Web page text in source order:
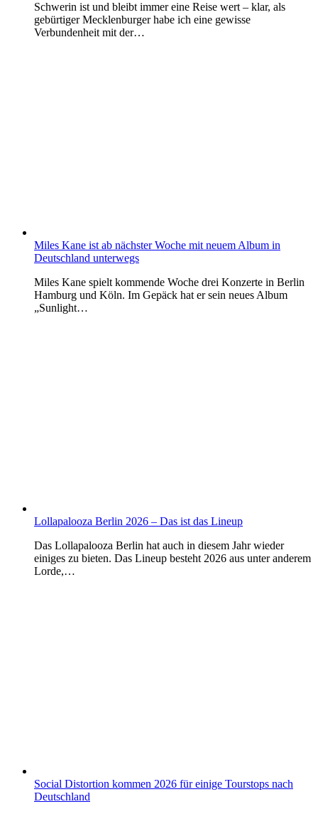
Schwerin ist und bleibt immer eine Reise wert – klar, als
gebürtiger Mecklenburger habe ich eine gewisse
Verbundenheit mit der…
Miles Kane ist ab nächster Woche mit neuem Album in
Deutschland unterwegs
Miles Kane spielt kommende Woche drei Konzerte in Berlin
Hamburg und Köln. Im Gepäck hat er sein neues Album
„Sunlight…
Lollapalooza Berlin 2026 – Das ist das Lineup
Das Lollapalooza Berlin hat auch in diesem Jahr wieder
einiges zu bieten. Das Lineup besteht 2026 aus unter anderem
Lorde,…
Social Distortion kommen 2026 für einige Tourstops nach
Deutschland